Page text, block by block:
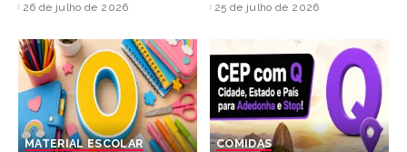
26 de julho de 2026
25 de julho de 2026
MATERIAL ESCOLAR COMIDAS